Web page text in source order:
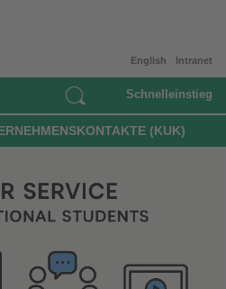
Intranet
English
Schnelleinstieg
(KUK)